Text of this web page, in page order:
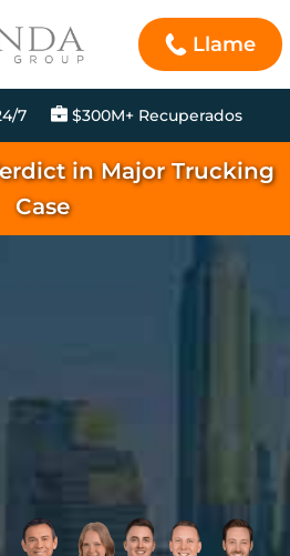
Llame
7 $300M+ Recuperados
in Major Trucking
Case